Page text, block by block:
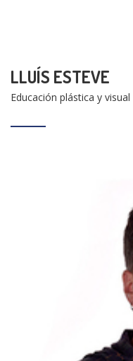
LLUÍS ESTEVE
Educación plástica y visual